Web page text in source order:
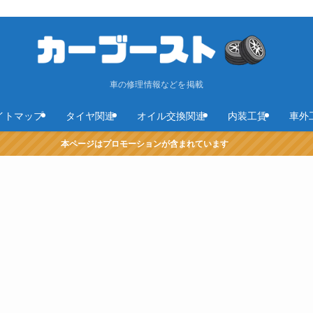
車の修理情報などを掲載
トマップ タイヤ関連 オイル交換関連 内装工賃 車外
本ページはプロモーションが含まれています